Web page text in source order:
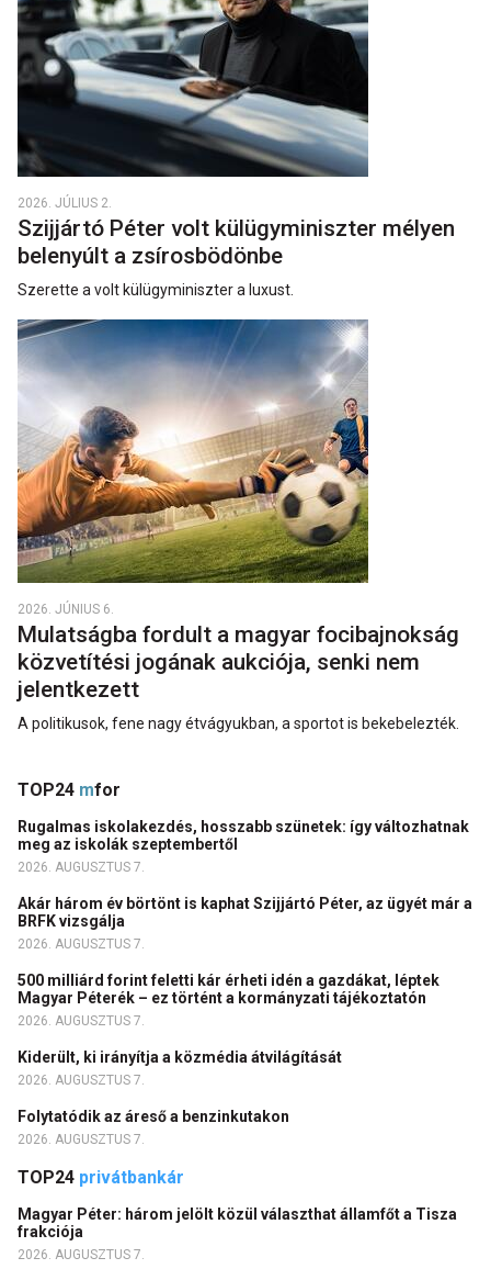
2026. JÚLIUS 2.
Szijjártó Péter volt külügyminiszter mélyen
belenyúlt a zsírosbödönbe
Szerette a volt külügyminiszter a luxust.
2026. JÚNIUS 6.
Mulatságba fordult a magyar focibajnokság
közvetítési jogának aukciója, senki nem
jelentkezett
A politikusok, fene nagy étvágyukban, a sportot is bekebelezték.
TOP24 mfor
Rugalmas iskolakezdés, hosszabb szünetek: így változhatnak
meg az iskolák szeptembertől
2026. AUGUSZTUS 7.
Akár három év börtönt is kaphat Szijjártó Péter, az ügyét már a
BRFK vizsgálja
2026. AUGUSZTUS 7.
500 milliárd forint feletti kár érheti idén a gazdákat, léptek
Magyar Péterék – ez történt a kormányzati tájékoztatón
2026. AUGUSZTUS 7.
Kiderült, ki irányítja a közmédia átvilágítását
2026. AUGUSZTUS 7.
Folytatódik az áreső a benzinkutakon
2026. AUGUSZTUS 7.
TOP24 privátbankár
Magyar Péter: három jelölt közül választhat államfőt a Tisza
frakciója
2026. AUGUSZTUS 7.